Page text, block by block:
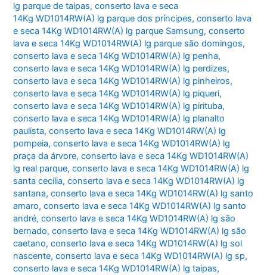
lg parque de taipas,conserto lava e seca
14Kg WD1014RW(A) lg parque dos príncipes,conserto lava
e seca 14Kg WD1014RW(A) lg parque Samsung,conserto
lava e seca 14Kg WD1014RW(A) lg parque são domingos,
conserto lava e seca 14Kg WD1014RW(A) lg penha,
conserto lava e seca 14Kg WD1014RW(A) lg perdizes,
conserto lava e seca 14Kg WD1014RW(A) lg pinheiros,
conserto lava e seca 14Kg WD1014RW(A) lg piqueri,
conserto lava e seca 14Kg WD1014RW(A) lg pirituba,
conserto lava e seca 14Kg WD1014RW(A) lg planalto
paulista,conserto lava e seca 14Kg WD1014RW(A) lg
pompeia,conserto lava e seca 14Kg WD1014RW(A) lg
praça da árvore,conserto lava e seca 14Kg WD1014RW(A)
lg real parque,conserto lava e seca 14Kg WD1014RW(A) lg
santa cecília,conserto lava e seca 14Kg WD1014RW(A) lg
santana,conserto lava e seca 14Kg WD1014RW(A) lg santo
amaro,conserto lava e seca 14Kg WD1014RW(A) lg santo
andré,conserto lava e seca 14Kg WD1014RW(A) lg são
bernado,conserto lava e seca 14Kg WD1014RW(A) lg são
caetano,conserto lava e seca 14Kg WD1014RW(A) lg sol
nascente,conserto lava e seca 14Kg WD1014RW(A) lg sp,
conserto lava e seca 14Kg WD1014RW(A) lg taipas,